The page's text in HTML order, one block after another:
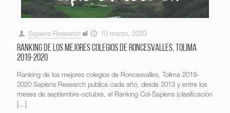
Sapiens Research el 10 marzo, 2020
Ranking de los mejores colegios de Roncesvalles, Tolima
2019-2020
Ranking de los mejores colegios de Roncesvalles, Tolima 2019-
2020 Sapiens Research publica cada año, desde 2013 y entre los
meses de septiembre-octubre, el Ranking Col-Sapiens (clasificación
[…]